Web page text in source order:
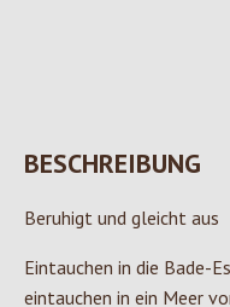
BESCHREIBUNG
Beruhigt und gleicht aus
Eintauchen in die Bade-
eintauchen in ein Meer